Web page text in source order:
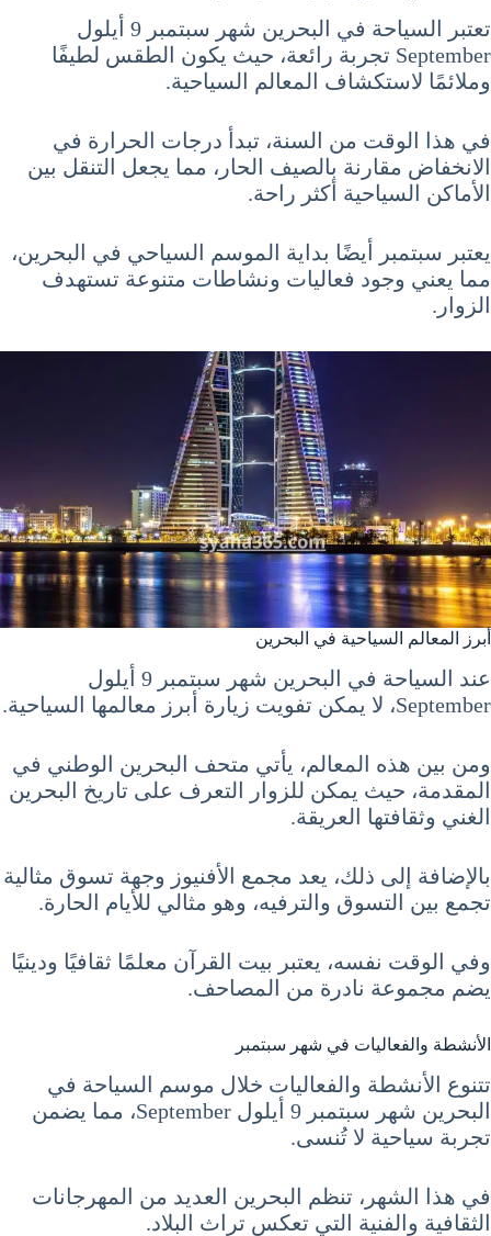
تعتبر السياحة في البحرين شهر سبتمبر 9 أيلول
September تجربة رائعة، حيث يكون الطقس لطيفًا
وملائمًا لاستكشاف المعالم السياحية.
في هذا الوقت من السنة، تبدأ درجات الحرارة في
الانخفاض مقارنة بالصيف الحار، مما يجعل التنقل بين
الأماكن السياحية أكثر راحة.
يعتبر سبتمبر أيضًا بداية الموسم السياحي في البحرين،
مما يعني وجود فعاليات ونشاطات متنوعة تستهدف
الزوار.
أبرز المعالم السياحية في البحرين
عند السياحة في البحرين شهر سبتمبر 9 أيلول
September، لا يمكن تفويت زيارة أبرز معالمها السياحية.
ومن بين هذه المعالم، يأتي متحف البحرين الوطني في
المقدمة، حيث يمكن للزوار التعرف على تاريخ البحرين
الغني وثقافتها العريقة.
بالإضافة إلى ذلك، يعد مجمع الأفنيوز وجهة تسوق مثالية
تجمع بين التسوق والترفيه، وهو مثالي للأيام الحارة.
وفي الوقت نفسه، يعتبر بيت القرآن معلمًا ثقافيًا ودينيًا
يضم مجموعة نادرة من المصاحف.
الأنشطة والفعاليات في شهر سبتمبر
تتنوع الأنشطة والفعاليات خلال موسم السياحة في
البحرين شهر سبتمبر 9 أيلول September، مما يضمن
تجربة سياحية لا تُنسى.
في هذا الشهر، تنظم البحرين العديد من المهرجانات
الثقافية والفنية التي تعكس تراث البلاد.